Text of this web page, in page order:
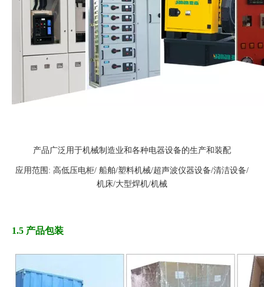
产品广泛用于机械制造业和各种电器设备的生产和装配
应用范围: 高低压电柜/ 船舶/塑料机械/超声波仪器设备/清洁设备/
机床/大型焊机/机械
1.5 产品包装